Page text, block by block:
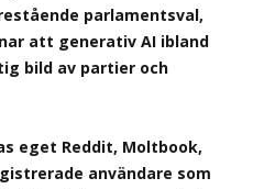
parlamentsval,
att generativ AI ibland
bild av partier och
eget Reddit, Moltbook,
användare som